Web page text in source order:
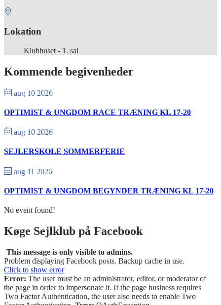
Lokation
Klubhuset - 1. sal
Kommende begivenheder
aug 10 2026
OPTIMIST & UNGDOM RACE TRÆNING KL 17-20
aug 10 2026
SEJLERSKOLE SOMMERFERIE
aug 11 2026
OPTIMIST & UNGDOM BEGYNDER TRÆNING KL 17-20
No event found!
Køge Sejlklub på Facebook
This message is only visible to admins.
Problem displaying Facebook posts. Backup cache in use.
Click to show error
Error: The user must be an administrator, editor, or moderator of
the page in order to impersonate it. If the page business requires
Two Factor Authentication, the user also needs to enable Two